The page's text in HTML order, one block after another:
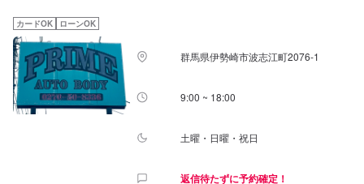
カードOK ローンOK
群馬県伊勢崎市波志江町2076-1
9:00 ~ 18:00
土曜・日曜・祝日
返信待たずに予約確定！